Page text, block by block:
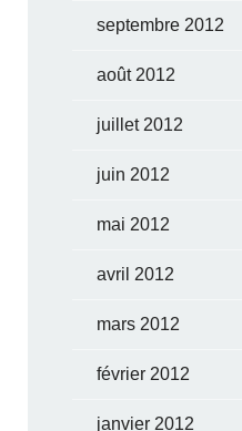
septembre 2012
août 2012
juillet 2012
juin 2012
mai 2012
avril 2012
mars 2012
février 2012
janvier 2012